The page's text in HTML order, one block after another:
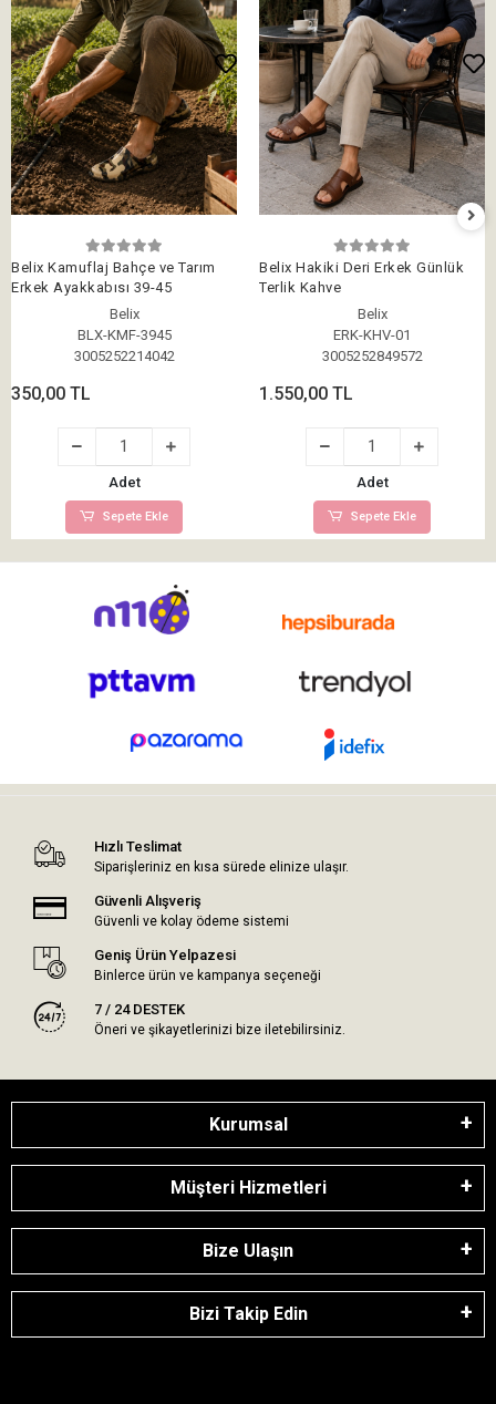
Belix Kamuflaj Bahçe ve Tarım
Erkek Ayakkabısı 39-45
Belix
BLX-KMF-3945
3005252214042
350,00 TL
Adet
Sepete Ekle
Belix Hakiki Deri Erkek Günlük
Terlik Kahve
Belix
ERK-KHV-01
3005252849572
1.550,00 TL
Adet
Sepete Ekle
Hızlı Teslimat
Siparişleriniz en kısa sürede elinize ulaşır.
Güvenli Alışveriş
Güvenli ve kolay ödeme sistemi
Geniş Ürün Yelpazesi
Binlerce ürün ve kampanya seçeneği
7 / 24 DESTEK
Öneri ve şikayetlerinizi bize iletebilirsiniz.
Kurumsal
Müşteri Hizmetleri
Bize Ulaşın
Bizi Takip Edin